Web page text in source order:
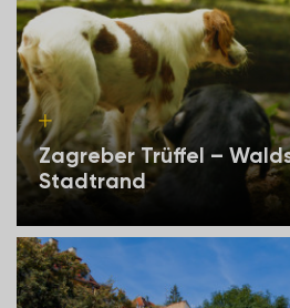
Zagreber Trüffel –
Stadtrand